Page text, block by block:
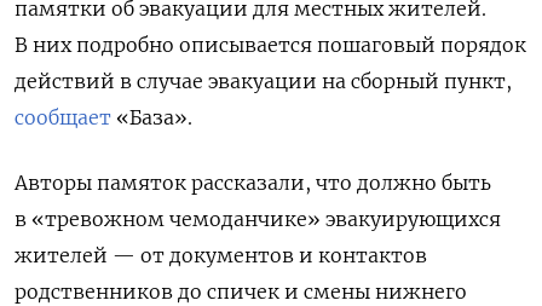
памятки об эвакуации для местных жителей.
В них подробно описывается пошаговый порядок
действий в случае эвакуации на сборный пункт,
сообщает «База».
Авторы памяток рассказали, что должно быть
в «тревожном чемоданчике» эвакуирующихся
жителей — от документов и контактов
родственников до спичек и смены нижнего